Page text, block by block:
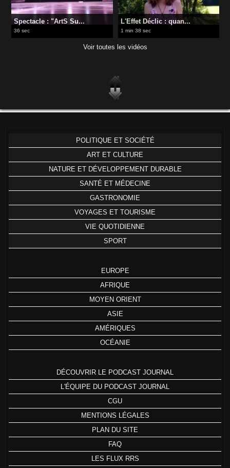
Spectacle : "ArtS Su...
36 sec
L'Effet Déclic : quan...
1 min 38 sec
Voir toutes les vidéos
POLITIQUE ET SOCIÉTÉ
ART ET CULTURE
NATURE ET DÉVELOPPEMENT DURABLE
SANTÉ ET MÉDECINE
GASTRONOMIE
VOYAGES ET TOURISME
VIE QUOTIDIENNE
SPORT
EUROPE
AFRIQUE
MOYEN ORIENT
ASIE
AMÉRIQUES
OCÉANIE
DÉCOUVRIR LE PODCAST JOURNAL
L'ÉQUIPE DU PODCAST JOURNAL
CGU
MENTIONS LÉGALES
PLAN DU SITE
FAQ
LES FLUX RRS